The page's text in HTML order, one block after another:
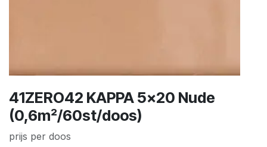
41ZERO42 KAPPA 5x20 Nude
(0,6m²/60st/doos)
prijs per doos